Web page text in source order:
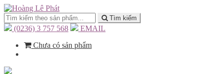
Tìm kiếm
(0236) 3 757 568
EMAIL
Chưa có sản phẩm